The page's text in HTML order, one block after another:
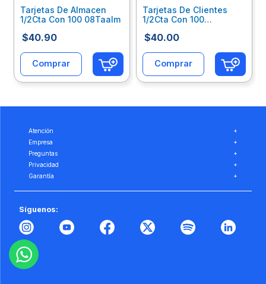
Tarjetas De Almacen
1/2Cta Con 100 08Taalm
$40.90
Comprar
Tarjetas De Clientes
1/2Cta Con 100
$40.00
Comprar
Atención
+
Empresa
+
Preguntas
+
Privacidad
+
Garantía
+
Síguenos: